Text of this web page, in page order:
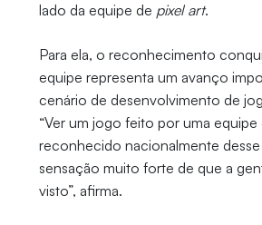
lado da equipe de pixel art.
Para ela, o reconhecimento
equipe representa um avanço
cenário de desenvolvimento de
“Ver um jogo feito por uma
reconhecido nacionalmente
sensação muito forte de que a
visto”, afirma.